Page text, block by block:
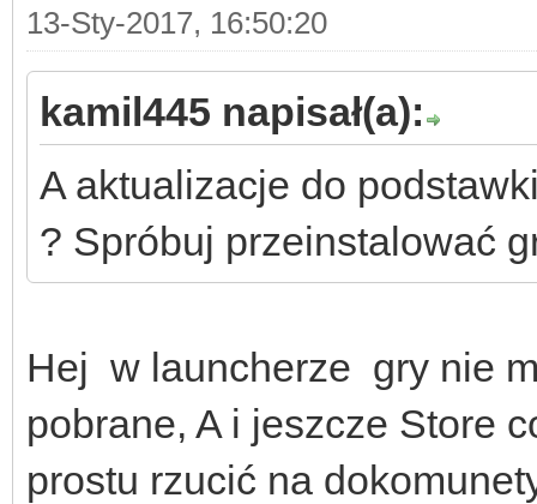
13-Sty-2017, 16:50:20
kamil445 napisał(a):
A aktualizacje do
? Spróbuj przeinstalować
Hej w launcherze gry nie
pobrane, A i jeszcze Store
prostu rzucić na